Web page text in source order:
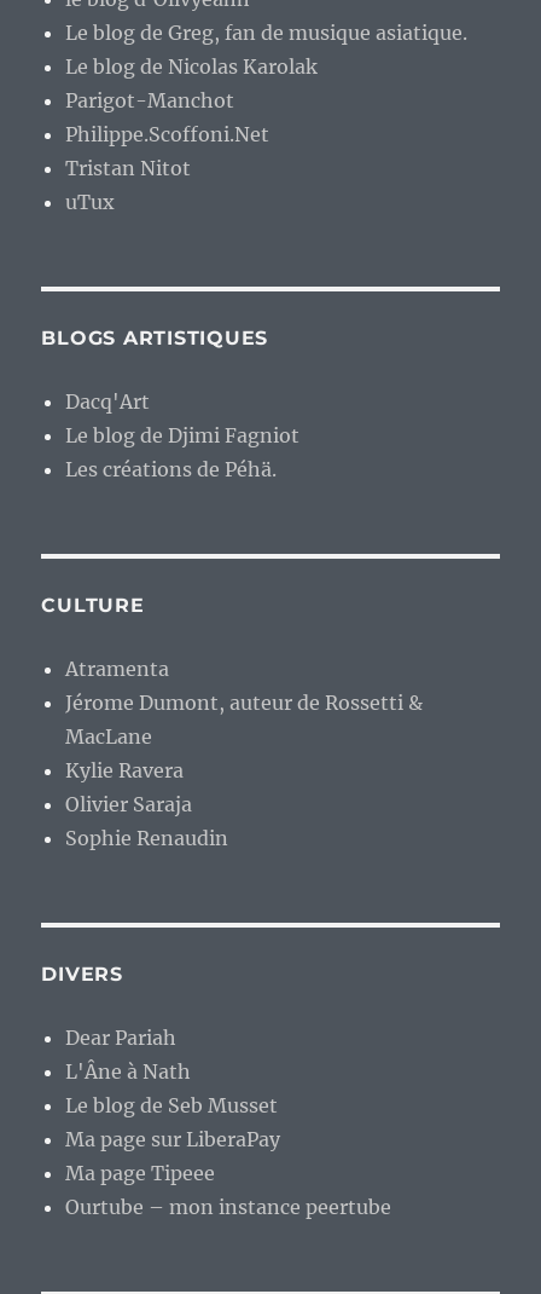
Le blog de Greg, fan de musique asiatique.
Le blog de Nicolas Karolak
Parigot-Manchot
Philippe.Scoffoni.Net
Tristan Nitot
uTux
BLOGS ARTISTIQUES
Dacq'Art
Le blog de Djimi Fagniot
Les créations de Péhä.
CULTURE
Atramenta
Jérome Dumont, auteur de Rossetti &
MacLane
Kylie Ravera
Olivier Saraja
Sophie Renaudin
DIVERS
Dear Pariah
L'Âne à Nath
Le blog de Seb Musset
Ma page sur LiberaPay
Ma page Tipeee
Ourtube – mon instance peertube